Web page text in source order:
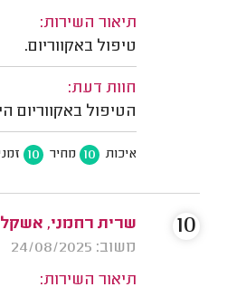
תיאור השירות:
טיפול באקווריום.
חוות דעת:
הטיפול באקווריום
איכות 10 מחיר 10
שרית רחמני,
משוב: 24/08/2025
תיאור השירות:
10